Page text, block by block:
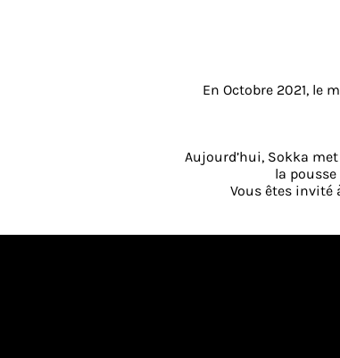
En Octobre 2021, le
Aujourd’hui, Sokka
la
Vous êtes invité